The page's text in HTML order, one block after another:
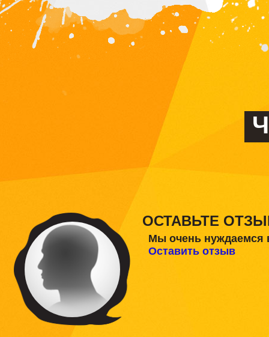
ОСТАВЬТЕ
Мы очень нуждаемся
Оставить отзыв